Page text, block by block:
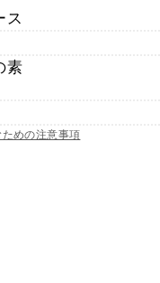
ス
素
めの注意事項